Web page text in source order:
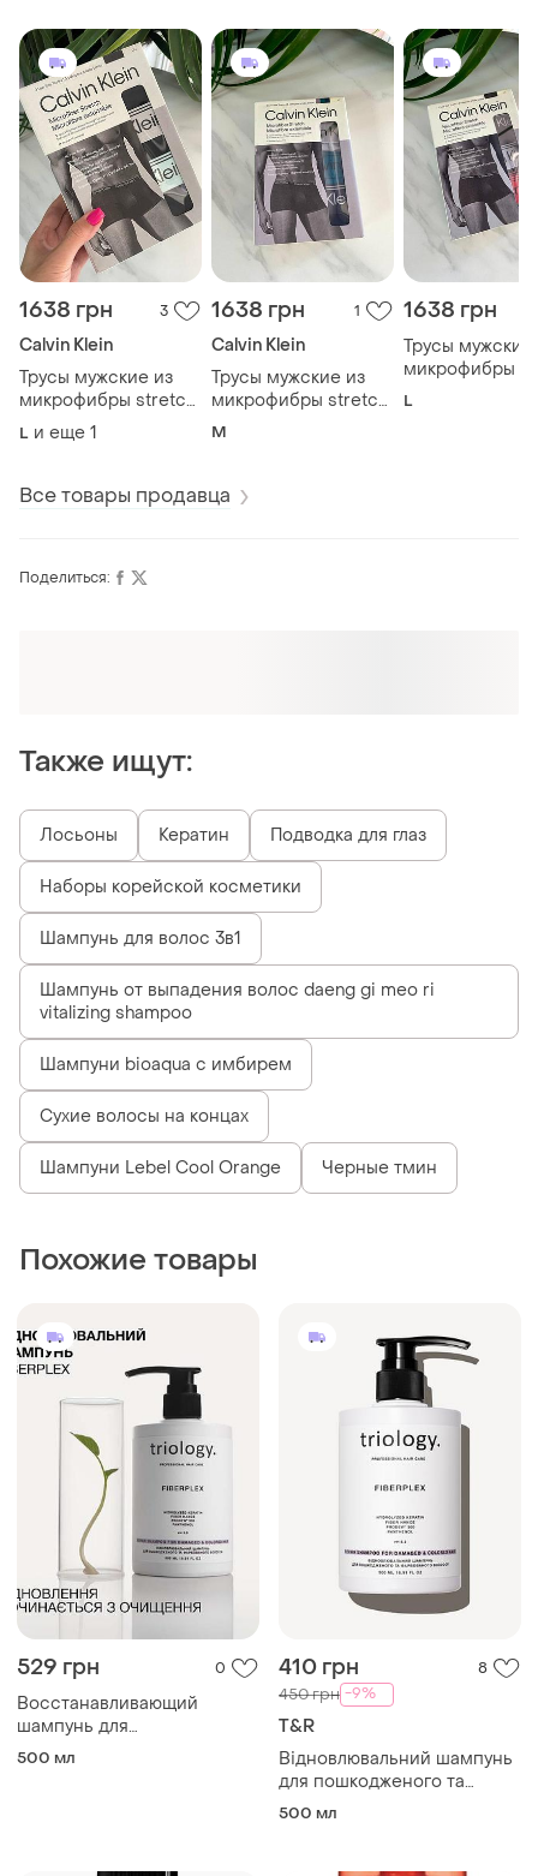
1638 грн 3
Calvin Klein
Трусы мужские из
микрофибры stretch
3од calvin klein. цвет:
black / mint multi
L и еще 1
1638 грн 1
Calvin Klein
Трусы мужские из
микрофибры stretch
3од calvin klein. цвет:
M
1638 грн
Трусы мужские
микрофибры
3од calvin
L
Все товары продавца
Поделиться:
Также ищут:
Лосьоны Кератин Подводка для глаз
Наборы корейской косметики
Шампунь для волос 3в1
Шампунь от выпадения волос daeng gi meo ri
vitalizing shampoo
Шампуни bioaqua с имбирем
Сухие волосы на концах
Шампуни Lebel Cool Orange Черные тмин
Похожие товары
529 грн 0
Восстанавливающий
шампунь для
поврежденных и
500 мл
410 грн 8
450 грн -9%
T&R
Відновлювальний шампунь
для пошкодженого та
фарбованого волосся
500 мл